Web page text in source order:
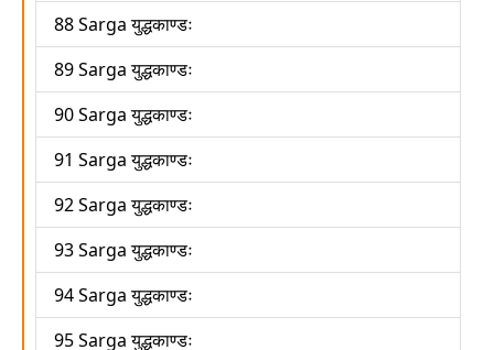
88 Sarga युद्धकाण्डः
89 Sarga युद्धकाण्डः
90 Sarga युद्धकाण्डः
91 Sarga युद्धकाण्डः
92 Sarga युद्धकाण्डः
93 Sarga युद्धकाण्डः
94 Sarga युद्धकाण्डः
95 Sarga युद्धकाण्डः